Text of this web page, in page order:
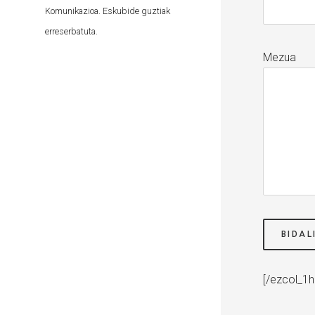
Komunikazioa. Eskubide guztiak
erreserbatuta.
Mezua
[/